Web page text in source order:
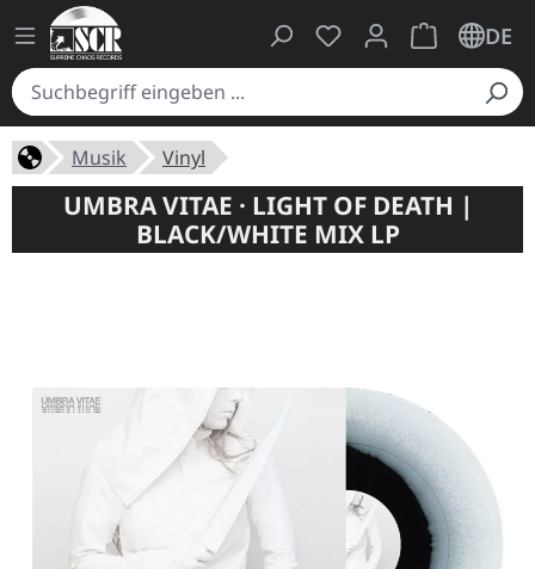
Du hast 0 Produkte
Warenkorb
DE
Musik Vinyl
UMBRA VITAE · LIGHT OF DEATH |
BLACK/WHITE MIX LP